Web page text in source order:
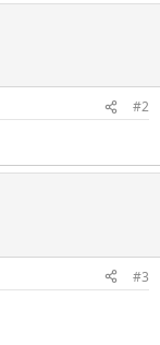
#2
#3